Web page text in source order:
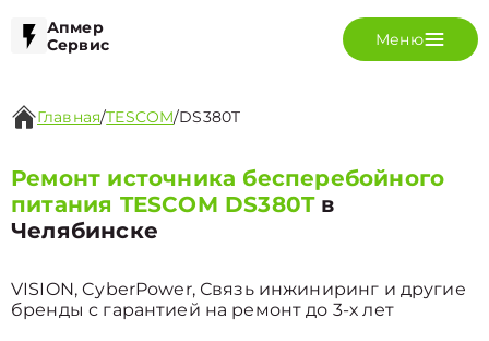
Апмер
Сервис
Меню
Главная/TESCOM/DS380T
Ремонт источника бесперебойного
питания TESCOM DS380Tв
Челябинске
VISION, CyberPower, Связь инжиниринг и другие
бренды с гарантией на ремонт до 3-х лет